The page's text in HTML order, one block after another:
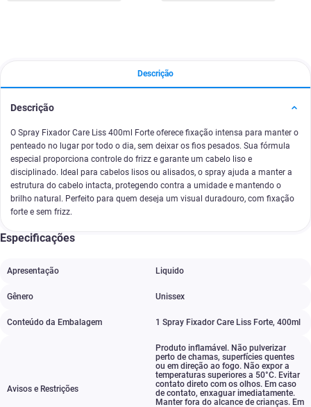
Descrição
Descrição
O Spray Fixador Care Liss 400ml Forte oferece fixação intensa para manter o
penteado no lugar por todo o dia, sem deixar os fios pesados. Sua fórmula
especial proporciona controle do frizz e garante um cabelo liso e
disciplinado. Ideal para cabelos lisos ou alisados, o spray ajuda a manter a
estrutura do cabelo intacta, protegendo contra a umidade e mantendo o
brilho natural. Perfeito para quem deseja um visual duradouro, com fixação
forte e sem frizz.
Especificações
Apresentação Liquido
Gênero Unissex
Conteúdo da Embalagem 1 Spray Fixador Care Liss Forte, 400ml
Avisos e Restrições
Produto inflamável. Não pulverizar
perto de chamas, superfícies quentes
ou em direção ao fogo. Não expor a
temperaturas superiores a 50°C. Evitar
contato direto com os olhos. Em caso
de contato, enxaguar imediatamente.
Manter fora do alcance de crianças. Em